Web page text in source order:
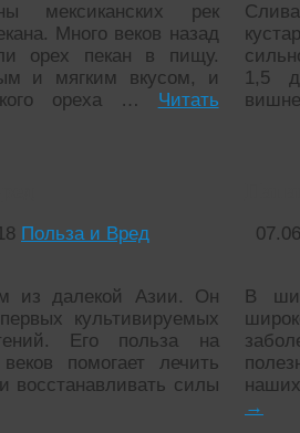
мексиканских рек
Много веков назад
орех пекан в пищу.
и мягким вкусом, и
ореха … Читать
1,5
Польза и Вред
из далекой Азии. Он
культивируемых
Его польза на
помогает лечить
восстанавливать силы
В
→